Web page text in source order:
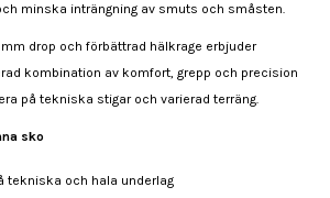
minska inträngning av smuts och småsten.
drop och förbättrad hälkrage erbjuder
kombination av komfort, grepp och precision
på tekniska stigar och varierad terräng.
sko
tekniska och hala underlag